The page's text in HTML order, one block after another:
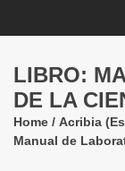
LIBRO:
DE LA
Home / Acribia
Manual de